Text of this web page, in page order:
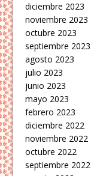
diciembre 2023
noviembre 2023
octubre 2023
septiembre 2023
agosto 2023
julio 2023
junio 2023
mayo 2023
febrero 2023
diciembre 2022
noviembre 2022
octubre 2022
septiembre 2022